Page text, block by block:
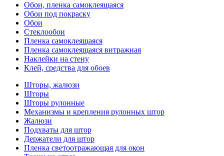
Обои, пленка самоклеящаяся
Обои под покраску
Обои
Стеклообои
Пленка самоклеящаяся
Пленка самоклеящаяся витражная
Наклейки на стену
Клей, средства для обоев
Шторы, жалюзи
Шторы
Шторы рулонные
Механизмы и крепления рулонных штор
Жалюзи
Подхваты для штор
Держатели для штор
Пленка светоотражающая для окон